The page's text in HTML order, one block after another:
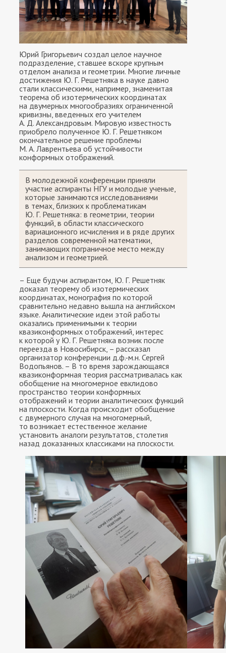
Юрий Григорьевич создал целое научное
подразделение, ставшее вскоре крупным
отделом анализа и геометрии. Многие личные
достижения Ю. Г. Решетняка в науке давно
стали классическими, например, знаменитая
теорема об изотермических координатах
на двумерных многообразиях ограниченной
кривизны, введенных его учителем
А. Д. Александровым. Мировую известность
приобрело полученное Ю. Г. Решетняком
окончательное решение проблемы
М. А. Лаврентьева об устойчивости
конформных отображений.
В молодежной конференции приняли
участие аспиранты НГУ и молодые ученые,
которые занимаются исследованиями
в темах, близких к проблематикам
Ю. Г. Решетняка: в геометрии, теории
функций, в области классического
вариационного исчисления и в ряде других
разделов современной математики,
занимающих пограничное место между
анализом и геометрией.
– Еще будучи аспирантом, Ю. Г. Решетняк
доказал теорему об изотермических
координатах, монография по которой
сравнительно недавно вышла на английском
языке. Аналитические идеи этой работы
оказались применимыми к теории
квазиконформных отображений, интерес
к которой у Ю. Г. Решетняка возник после
переезда в Новосибирск, – рассказал
организатор конференции д.ф.-м.н. Сергей
Водопьянов. – В то время зарождающаяся
квазиконформная теория рассматривалась как
обобщение на многомерное евклидово
пространство теории конформных
отображений и теории аналитических функций
на плоскости. Когда происходит обобщение
с двумерного случая на многомерный,
то возникает естественное желание
установить аналоги результатов, столетия
назад доказанных классиками на плоскости.